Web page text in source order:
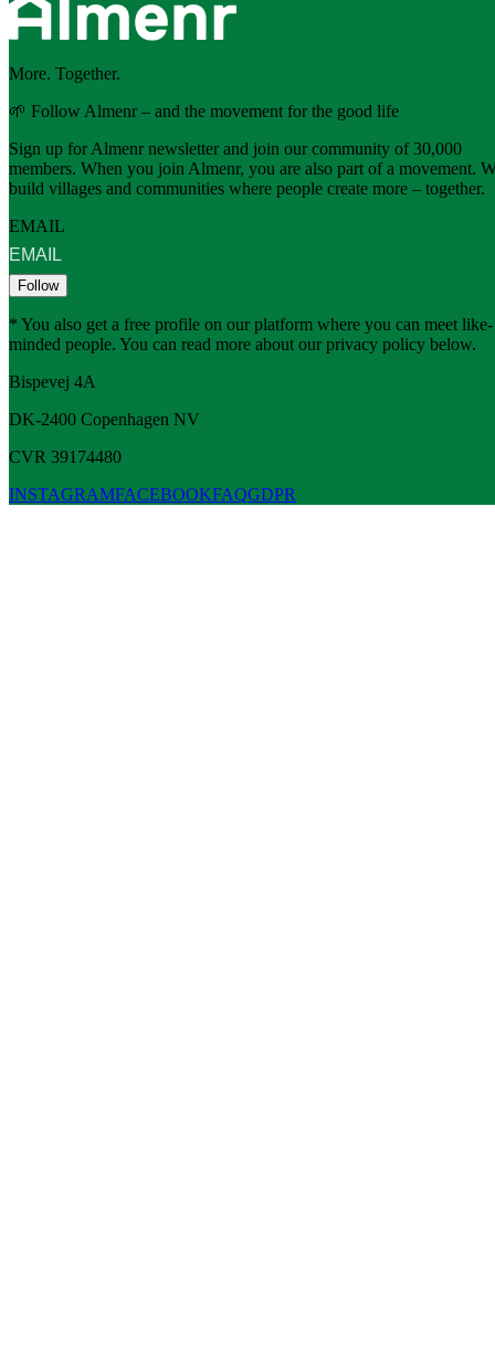
More. Together.
🌱 Follow Almenr – and the movement for the good life
Sign up for Almenr newsletter and join our community of 30,000
members. When you join Almenr, you are also part of a movement.
build villages and communities where people create more – together.
EMAIL
Follow
* You also get a free profile on our platform where you can meet like-
minded people. You can read more about our privacy policy below.
Bispevej 4A
DK-2400 Copenhagen NV
CVR 39174480
INSTAGRAMFACEBOOKFAQGDPR